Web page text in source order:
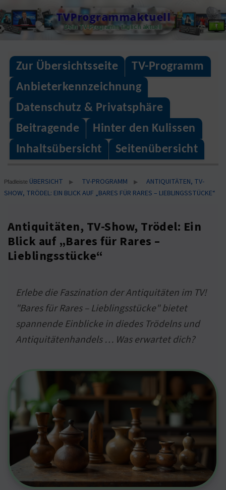
Skip
to
TVProgrammaktuell
Dein TV-Programm täglich aktuell
Zur Übersichtsseite
TV-Programm
Anbieterkennzeichnung
Datenschutz & Privatsphäre
Beitragende
Hinter den Kulissen
Inhaltsübersicht
Seitenübersicht
Pfadleiste ÜBERSICHT ▶ TV-PROGRAMM ▶
ANTIQUITÄTEN, TV-
SHOW, TRÖDEL: EIN BLICK AUF „BARES FÜR RARES – LIEBLINGSSTÜCKE“
Antiquitäten, TV-Show, Trödel: Ein
Blick auf „Bares für Rares –
Lieblingsstücke“
Erlebe die Faszination der Antiquitäten im TV!
"Bares für Rares – Lieblingsstücke" bietet
spannende Einblicke in diedes Trödelns und
Antiquitätenhandels … Was erwartet dich?